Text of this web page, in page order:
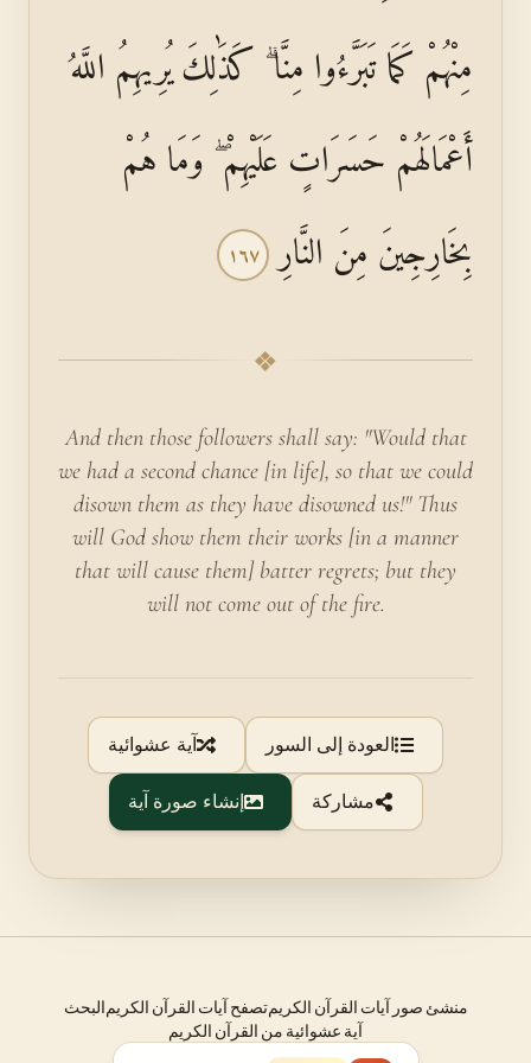
مِنْهُمْ كَمَا تَبَرَّءُوا مِنَّا ۗ كَذَٰلِكَ يُرِيهِمُ اللَّهُ
أَعْمَالَهُمْ حَسَرَاتٍ عَلَيْهِمْ ۖ وَمَا هُمْ
بِخَارِجِينَ مِنَ النَّارِ ١٦٧
❖
And then those followers shall say: "Would that
we had a second chance [in life], so that we could
disown them as they have disowned us!" Thus
will God show them their works [in a manner
that will cause them] batter regrets; but they
will not come out of the fire.
العودة إلى السور آية عشوائية
مشاركة إنشاء صورة آية
منشئ صور آيات القرآن الكريمتصفح آيات القرآن الكريمالبحث
آية عشوائية من القرآن الكريم